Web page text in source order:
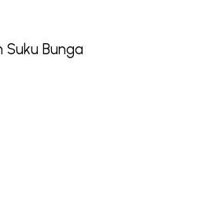
Bunga